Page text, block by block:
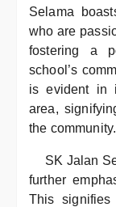
Selama
who are
fostering a
school’s
is evident in
area,
the community.
SK Jalan
further
This